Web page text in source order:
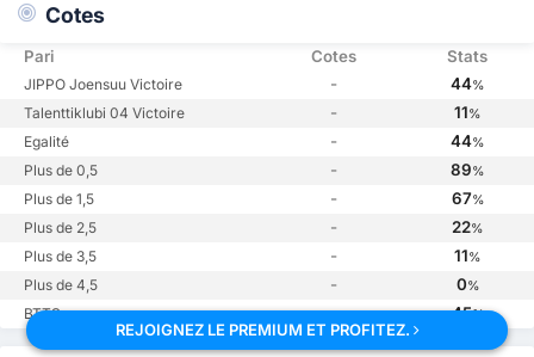
Cotes
Pari Cotes Stats
JIPPO Joensuu Victoire - 44%
Talenttiklubi 04 Victoire - 11%
Egalité - 44%
Plus de 0,5 - 89%
Plus de 1,5 - 67%
Plus de 2,5 - 22%
Plus de 3,5 - 11%
Plus de 4,5 - 0%
BTTS - 45%
REJOIGNEZ LE PREMIUM ET PROFITEZ.